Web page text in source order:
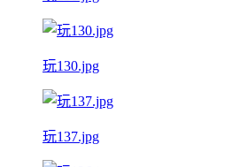
玩130.jpg
玩137.jpg